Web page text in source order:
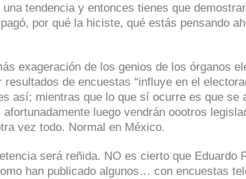
tendencia y entonces tienes que
por qué la hiciste, qué estás pensando
exageración de los genios de los órganos
resultados de encuestas “influye en el
así; mientras que lo que sí ocurre es que se
luego vendrán oootros
vez todo. Normal en México.
será reñida. NO es cierto que Eduardo
han publicado algunos… con encuestas